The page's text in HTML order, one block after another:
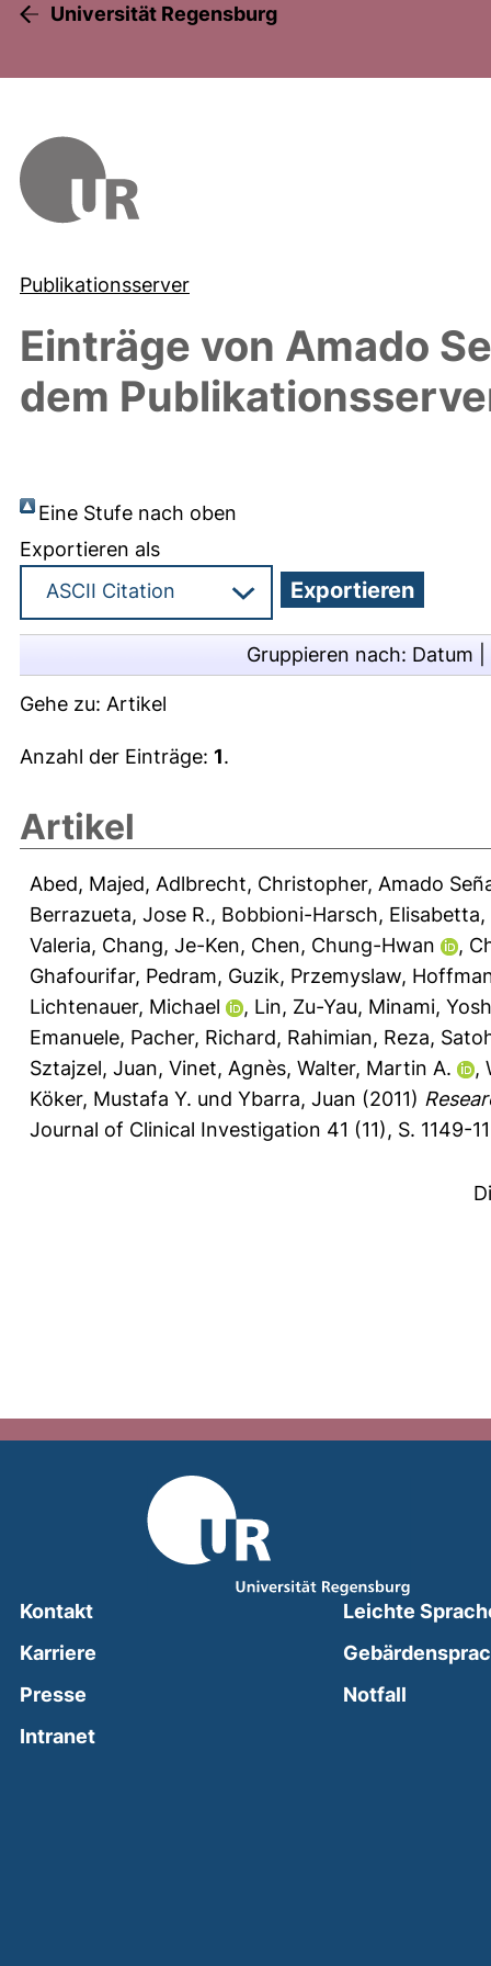
Universität Regensburg
Publikationsserver
Einträge von Amado
dem
Eine Stufe nach oben
Exportieren als
Gruppieren nach: Datum
Gehe zu: Artikel
Anzahl der Einträge: 1.
Artikel
Abed, Majed, Adlbrecht, Christopher, Amado
Berrazueta, Jose R., Bobbioni-Harsch, Elisabetta,
Valeria, Chang, Je-Ken, Chen, Chung-Hwan ,
Ghafourifar, Pedram, Guzik, Przemyslaw,
Lichtenauer, Michael
, Lin, Zu-Yau, Minami,
Emanuele, Pacher, Richard, Rahimian, Reza,
Sztajzel, Juan, Vinet, Agnès, Walter, Martin A. ,
Köker, Mustafa Y. und Ybarra, Juan (2011)
Journal of Clinical Investigation 41 (11), S. 1149-
Kontakt
Karriere
Presse
Intranet(external link, opens in a new window)
Leichte
Notfall